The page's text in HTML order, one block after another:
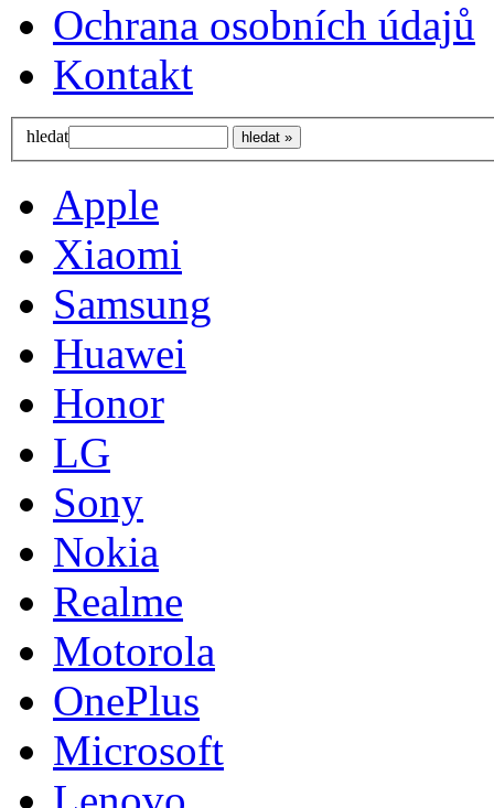
Ochrana osobních údajů
Kontakt
hledat
Apple
Xiaomi
Samsung
Huawei
Honor
LG
Sony
Nokia
Realme
Motorola
OnePlus
Microsoft